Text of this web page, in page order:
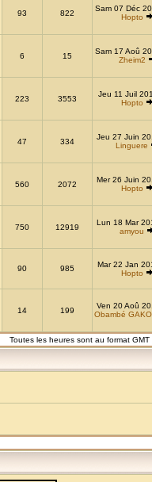
93 822
Sam 07 Déc
Hopto
6 15
Sam 17 Aoû
Zheim2
223 3553
Jeu 11 Juil
Hopto
47 334
Jeu 27 Juin
Linguere
560 2072
Mer 26 Juin
Hopto
750 12919
Lun 18 Mar
amyou
90 985
Mar 22 Jan
Hopto
14 199
Ven 20 Aoû
Obambé
Toutes les heures sont au format GMT